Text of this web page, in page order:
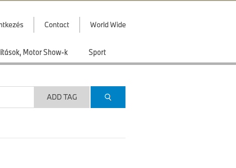
Contact World Wide
Motor Show-k Sport
ADD TAG